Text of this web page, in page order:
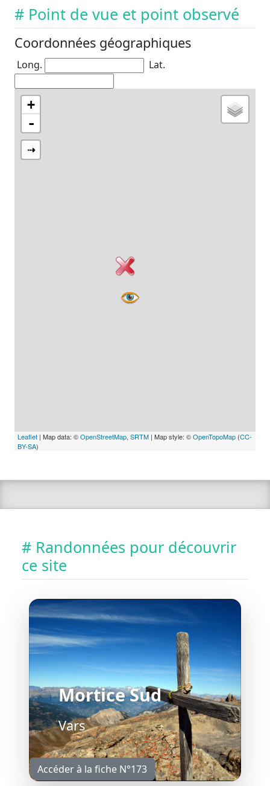
# Point de vue et point observé
Coordonnées géographiques
Long. Lat.
+
-
⇢
Leaflet | Map data: ©OpenStreetMap, SRTM | Map style: ©OpenTopoMap (CC-
BY-SA)
# Randonnées pour découvrir
ce site
Mortice Sud
Vars
Accéder à la fiche N°173